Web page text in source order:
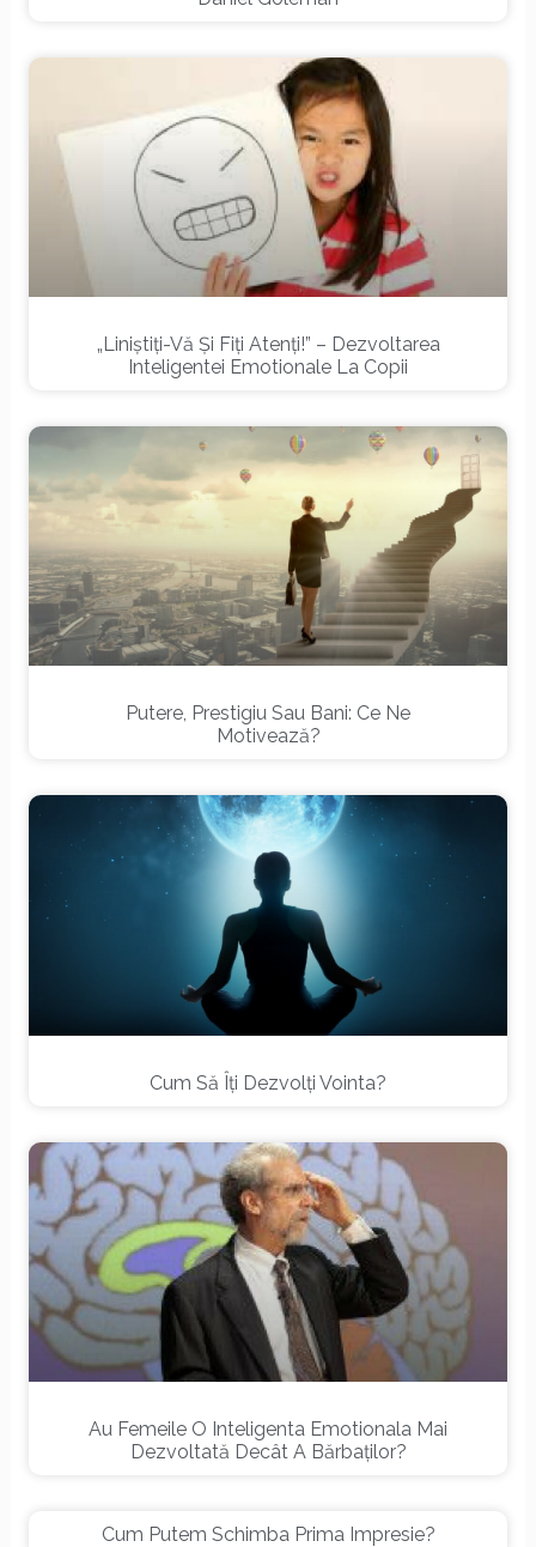
„Liniștiți-Vă Și Fiți Atenți!” – Dezvoltarea
Inteligentei Emotionale La Copii
Putere, Prestigiu Sau Bani: Ce Ne
Motivează?
Cum Să Îți Dezvolți Vointa?
Au Femeile O Inteligenta Emotionala Mai
Dezvoltată Decât A Bărbaților?
Cum Putem Schimba Prima Impresie?